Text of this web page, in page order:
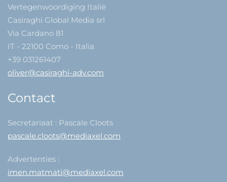
Vertegenwoordiging Italië
Casiraghi Global Media srl
Via Cardano 81
IT - 22100 Como - Italia
+39 031261407
oliver@casiraghi-adv.com
Contact
Secretariaat : Pascale Cloots
pascale.cloots@mediaxel.com
Advertenties :
imen.matmati@mediaxel.com